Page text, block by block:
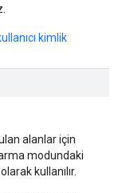
kimlik
alanlar için
modundaki
kullanılır.